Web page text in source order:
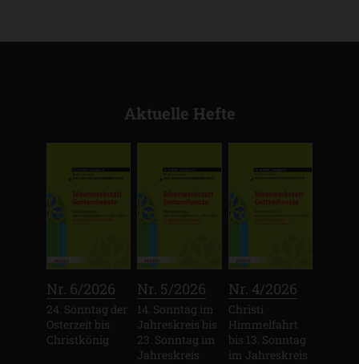
Aktuelle Hefte
Nr. 6/2026
24. Sonntag der
Osterzeit bis
Christkönig
Nr. 5/2026
14. Sonntag im
Jahreskreis bis
23. Sonntag im
Jahreskreis
Nr. 4/2026
Christi
Himmelfahrt
bis 13. Sonntag
im Jahreskreis